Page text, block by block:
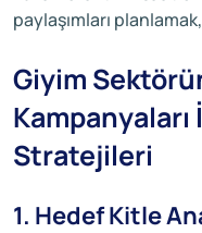
paylaşımları
Giyim
Stratejileri
1. Hedef Kitle